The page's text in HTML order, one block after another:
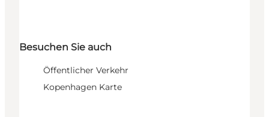
Besuchen Sie auch
Öffentlicher Verkehr
Kopenhagen Karte